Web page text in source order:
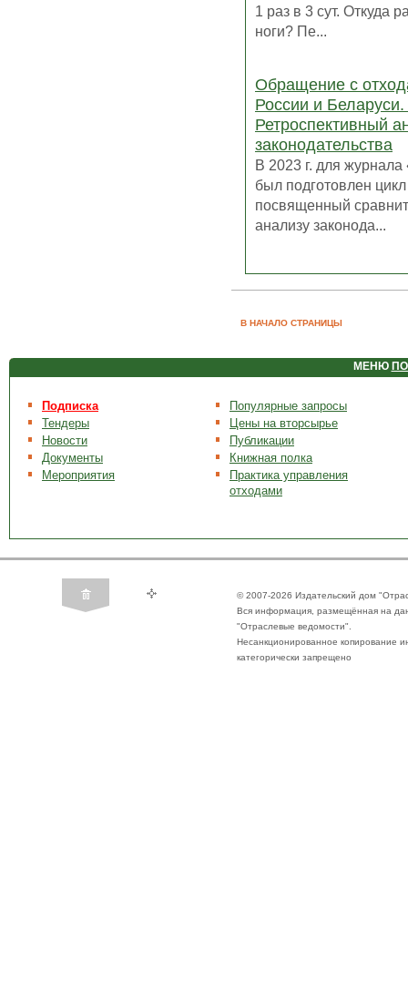
1 раз в 3 сут. Откуда
ноги? Пе...
Обращение с
России и
Ретроспективный
законодательства
В 2023 г. для
был подготовлен цикл
посвященный
анализу законода...
В НАЧАЛО СТРАНИЦЫ
МЕНЮ
Подписка
Тендеры
Новости
Документы
Мероприятия
Популярные запросы
Цены на вторсырье
Публикации
Книжная полка
Практика управления
отходами
© 2007-2026 Издательский дом
Вся информация, размещённая на
"Отраслевые ведомости".
Несанкционированное копирование
категорически запрещено